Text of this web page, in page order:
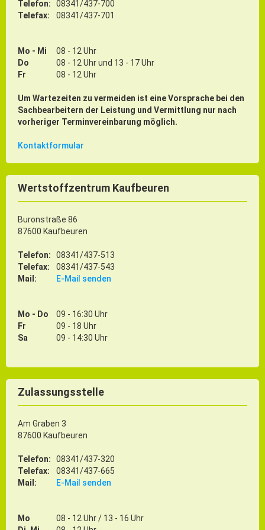
Telefon:
08341/437-700
Telefax:
08341/437-701
Mo - Mi
08 - 12 Uhr
Do
08 - 12 Uhr und 13 - 17 Uhr
Fr
08 - 12 Uhr
Um Wartezeiten zu vermeiden ist eine Vorsprache bei den
Sachbearbeitern der Leistung und Vermittlung nur nach
vorheriger Terminvereinbarung möglich.
Kontaktformular
Wertstoffzentrum Kaufbeuren
Buronstraße 86
87600 Kaufbeuren
Telefon:
08341/437-513
Telefax:
08341/437-543
Mail:
E-Mail senden
Mo - Do
09 - 16:30 Uhr
Fr
09 - 18 Uhr
Sa
09 - 14:30 Uhr
Zulassungsstelle
Am Graben 3
87600 Kaufbeuren
Telefon:
08341/437-320
Telefax:
08341/437-665
Mail:
E-Mail senden
Mo
08 - 12 Uhr / 13 - 16 Uhr